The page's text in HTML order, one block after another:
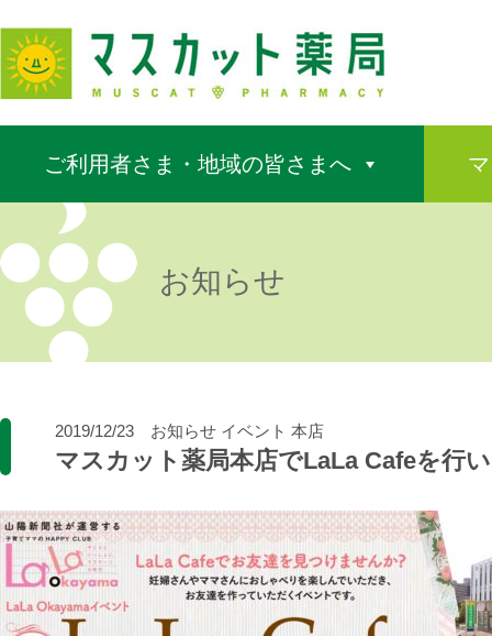
ご利用者さま・地域の皆さまへ
お知らせ
2019/12/23 お知らせ イベント 本店
マスカット薬局本店でLaLa Cafeを行